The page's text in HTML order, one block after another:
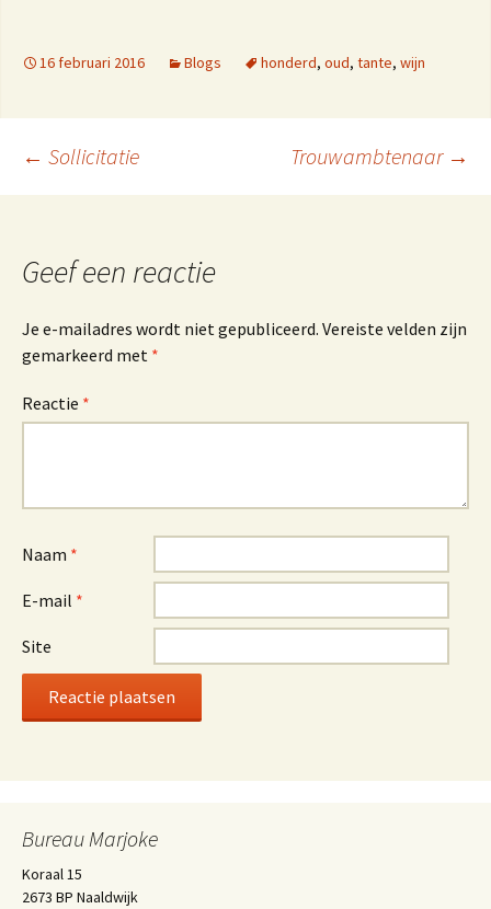
16 februari 2016 Blogs honderd, oud, tante, wijn
Berichtnavigatie
← Sollicitatie Trouwambtenaar →
Geef een reactie
Je e-mailadres wordt niet gepubliceerd. Vereiste velden zijn
gemarkeerd met *
Reactie *
Naam *
E-mail *
Site
Bureau Marjoke
Koraal 15
2673 BP Naaldwijk